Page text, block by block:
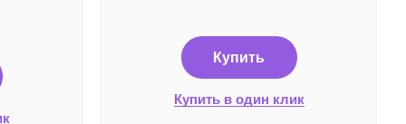
Купить
Купить в один клик